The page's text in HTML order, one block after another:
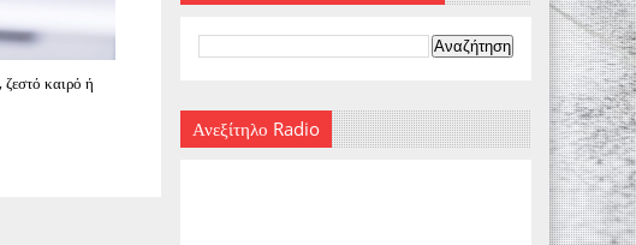
καιρό ή
Ανεξίτηλο Radio